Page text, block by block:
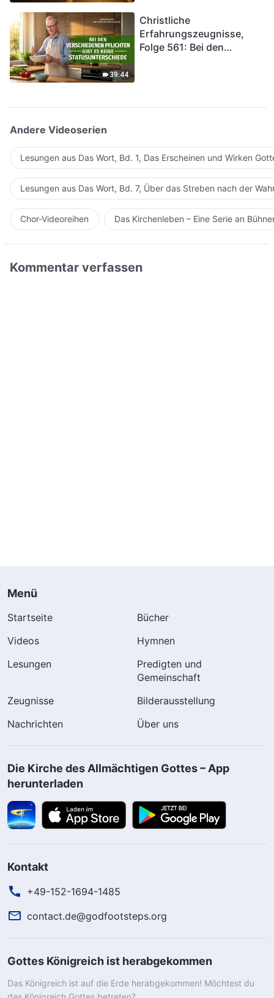
39:44
Christliche
Erfahrungszeugnisse,
Folge 561: Bei den
Andere Videoserien
Lesungen aus Das Wort, Bd. 1, Das Erscheinen und Wirken
Lesungen aus Das Wort, Bd. 7, Über das Streben nach der
Chor-Videoreihen Das Kirchenleben – Eine Serie an
Kommentar verfassen
Menü
Startseite
Bücher
Videos
Hymnen
Lesungen
Predigten und
Gemeinschaft
Zeugnisse
Bilderausstellung
Nachrichten
Über uns
Die Kirche des Allmächtigen Gottes – App
herunterladen
Kontakt
+49-152-1694-1485
contact.de@godfootsteps.org
Gottes Königreich ist herabgekommen
Das Königreich ist auf die Erde herabgekommen! Möchtest du